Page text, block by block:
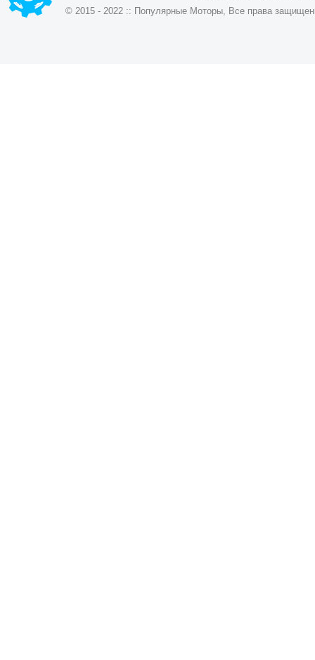
© 2015 - 2022 :: Популярные Моторы, Все права